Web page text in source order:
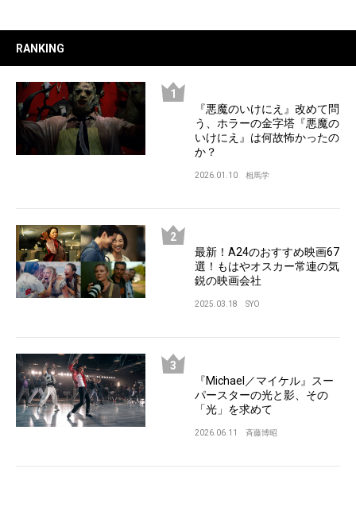
RANKING
『悪魔のいけにえ』改めて問
う、ホラーの金字塔『悪魔の
いけにえ』は何故怖かったの
か？
2026.01.10 相馬学
最新！A24のおすすめ映画67
選！もはやオスカー常連の気
鋭の映画会社
2025.03.18 SYO
『Michael／マイケル』スー
パースターの光と影、その
「光」を求めて
2026.06.11 斉藤博昭